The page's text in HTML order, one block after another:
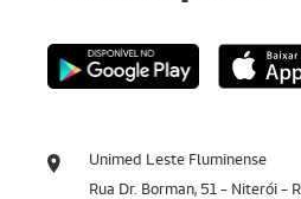
Unimed Leste Fluminense
Rua Dr. Borman, 51 - Niterói -